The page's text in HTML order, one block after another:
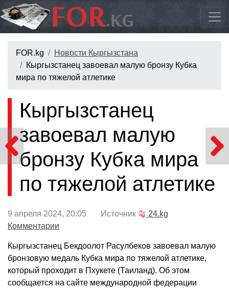
FOR.kg
Новости Кыргызстана
Кыргызстанец завоевал малую бронзу Кубка
мира по тяжелой атлетике
Кыргызстанец
завоевал малую
бронзу Кубка мира
по тяжелой атлетике
9 апреля 2024, 20:05 Источник
24.kg
Комментарии
Кыргызстанец Бекдоолот Расулбеков завоевал малую
бронзовую медаль Кубка мира по тяжелой атлетике,
который проходит в Пхукете (Таиланд). Об этом
сообщается на сайте международной федерации